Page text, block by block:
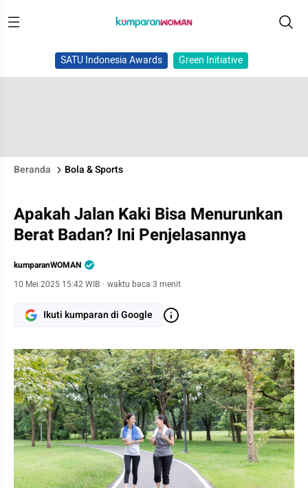
SATU Indonesia Awards Green Initiative
Beranda Bola & Sports
Apakah Jalan Kaki Bisa Menurunkan
Berat Badan? Ini Penjelasannya
kumparanWOMAN
10 Mei 2025 15:42 WIB · waktu baca 3 menit
Ikuti kumparan di Google